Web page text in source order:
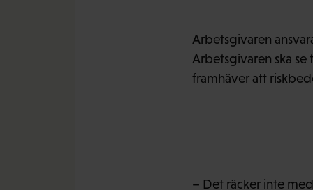
Arbetsgivaren
Arbetsgivaren ska
framhäver att
– Det räcker inte